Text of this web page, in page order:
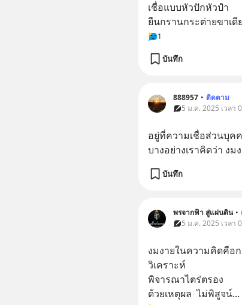
เชื่อแบบหัวปักหัวปำ
ยืนกรานกระต่ายขาเดี
1
บันทึก
888957 • ติดตาม
5 ม.ค. 2025 เวลา
อยู่ที่ความเชื่อส่วนบุค
บางอย่างเราคิดว่า งม
บันทึก
พรจากฟ้า สู่แผ่นดิน •
5 ม.ค. 2025 เวลา
งมงายในความคิดคือ
วิเคราะห์
พิจารณาไตร่ตรอง
ด้วยเหตุผล  ไม่พิสูจน์...